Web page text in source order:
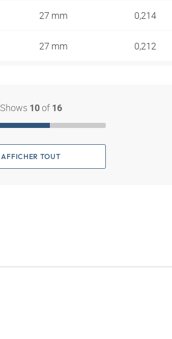
27 mm 0,214
27 mm 0,212
Shows 10 of 16
AFFICHER TOUT